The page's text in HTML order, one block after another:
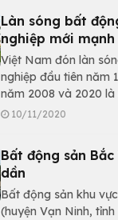
Làn sóng bất
nghiệp mới
Việt Nam đón làn
nghiệp đầu tiên năm
năm 2008 và 2020
nhất 25 năm.
10/11/2020
Bất động sản
dần
Bất động sản khu
(huyện Vạn Ninh,